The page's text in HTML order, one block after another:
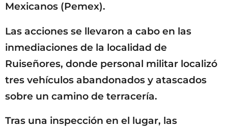
Mexicanos (Pemex).
Las acciones se llevaron a cabo en las
inmediaciones de la localidad de
Ruiseñores, donde personal militar localizó
tres vehículos abandonados y atascados
sobre un camino de terracería.
Tras una inspección en el lugar, las